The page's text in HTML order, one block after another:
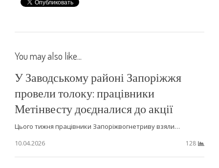
You may also like...
У Заводському районі Запоріжжя
провели толоку: працівники
Метінвесту доєдналися до акції
Цього тижня працівники Запоріжвогнетриву взяли…
10.04.2026
128